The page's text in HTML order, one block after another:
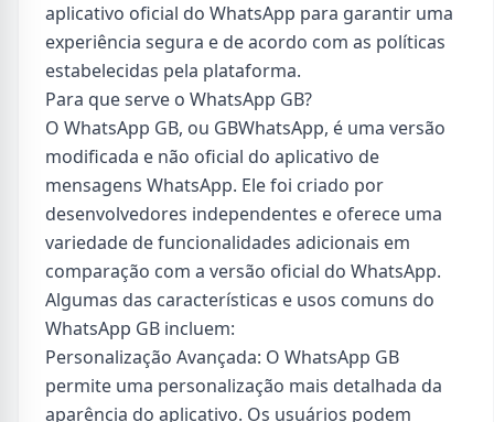
aplicativo oficial do WhatsApp para garantir uma
experiência segura e de acordo com as políticas
estabelecidas pela plataforma.
Para que serve o WhatsApp GB?
O WhatsApp GB, ou GBWhatsApp, é uma versão
modificada e não oficial do aplicativo de
mensagens WhatsApp. Ele foi criado por
desenvolvedores independentes e oferece uma
variedade de funcionalidades adicionais em
comparação com a versão oficial do WhatsApp.
Algumas das características e usos comuns do
WhatsApp GB incluem:
Personalização Avançada: O WhatsApp GB
permite uma personalização mais detalhada da
aparência do aplicativo. Os usuários podem